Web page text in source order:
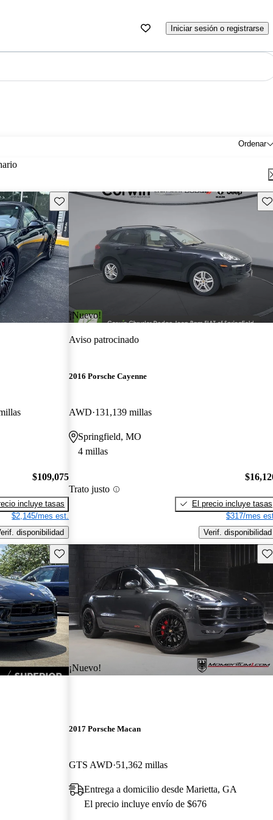
Iniciar sesión o registrarse
Ordenar
Guarda este Aviso
$109,075
incluye tasas
$2,145/mes est.
disponibilidad
¡Nuevo!
Aviso patrocinado
2016 Porsche Cayenne
AWD 131,139 millas
Springfield, MO
4 millas
Trato justo
El precio incluye tasas
$317/mes
Verif. disponibilidad
Guarda este Aviso
¡Nuevo!
2017 Porsche Macan
GTS AWD 51,362 millas
Entrega a domicilio desde Marietta, GA
El precio incluye envío de $676